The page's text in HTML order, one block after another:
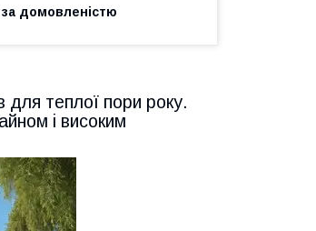
за домовленістю
для теплої пори року.
і високим